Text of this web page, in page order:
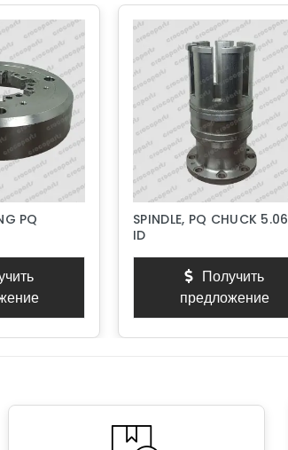
PQ
SPINDLE, PQ CHUCK 5.06
ID
Получить
предложение